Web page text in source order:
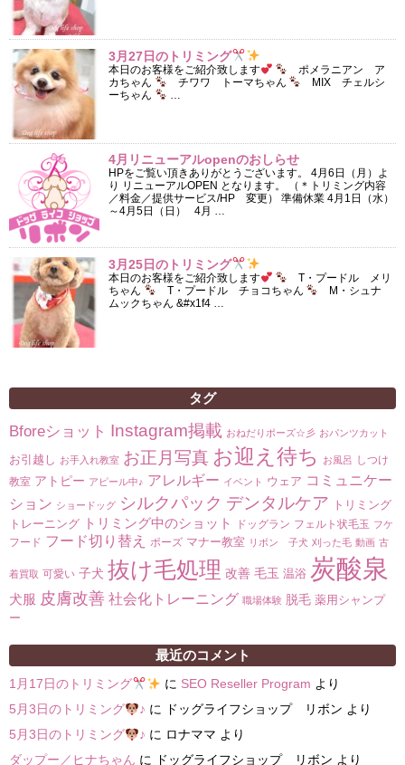
3月27日のトリミング
本日のお客様をご紹介致します
ポメラニアン ア
カちゃん
チワワ トーマちゃん
MIX チェルシ
ーちゃん
…
4月リニューアルopenのおしらせ
HPをご覧い頂きありがとうございます。 4月6日（月）よ
り リニューアルOPEN となります。 （＊トリミング内容
／料金／提供サービス/HP 変更） 準備休業 4月1日（水）
～4月5日（日） 4月 …
3月25日のトリミング
本日のお客様をご紹介致します
T・プードル メリ
ちゃん
T・プードル チョコちゃん
M・シュナ
ムックちゃん &#x1f4 …
タグ
Bforeショット Instagram掲載 おねだりポーズ☆彡 おパンツカット
お引越し お手入れ教室 お正月写真 お迎え待ち お風呂 しつけ
教室 アトピー アピール中♪ アレルギー イベント ウェア コミュニケー
ション ショードッグ シルクパック デンタルケア
トリミング
トレーニング
トリミング中のショット ドッグラン フェルト状毛玉 フケ
フード フード切り替え ポーズ マナー教室 リボン 子犬 刈った毛 動画 古
着買取 可愛い 子犬 抜け毛処理 改善 毛玉 温浴 炭酸泉
犬服 皮膚改善 社会化トレーニング 職場体験 脱毛 薬用シャンプ
ー
最近のコメント
1月17日のトリミング に SEO Reseller Program より
5月3日のトリミング
♪ に ドッグライフショップ リボン より
5月3日のトリミング
♪ に ロナママ より
ダップー／ヒナちゃん に ドッグライフショップ リボン より